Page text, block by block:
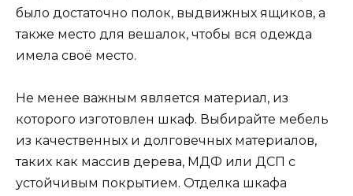
было достаточно полок, выдвижных ящиков, а
также место для вешалок, чтобы вся одежда
имела своё место.
Не менее важным является материал, из
которого изготовлен шкаф. Выбирайте мебель
из качественных и долговечных материалов,
таких как массив дерева, МДФ или ДСП с
устойчивым покрытием. Отделка шкафа